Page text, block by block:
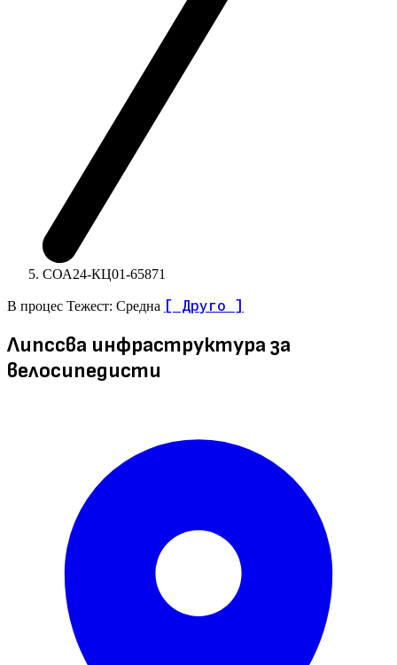
СОА24-КЦ01-65871
В процес Тежест: Средна [ Друго ]
Липссва инфраструктура за
велосипедисти